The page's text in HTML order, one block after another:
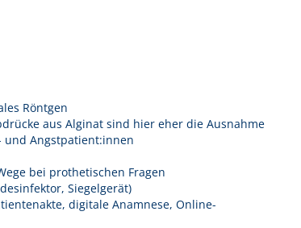
Röntgen
aus Alginat sind hier eher die Ausnahme
und Angstpatient:innen
bei prothetischen Fragen
Siegelgerät)
digitale Anamnese, Online-